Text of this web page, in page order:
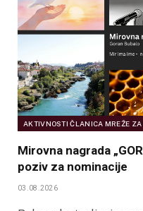
AKTIVNOSTI ČLANICA MREŽE
Mirovna nagrada
poziv za nominacije
03.08.2026